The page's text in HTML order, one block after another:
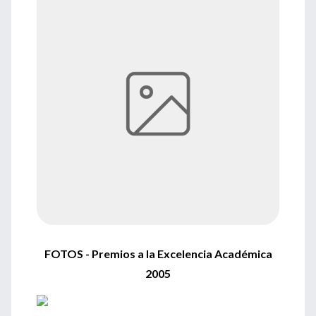
FOTOS - Premios a la Excelencia Académica
2005